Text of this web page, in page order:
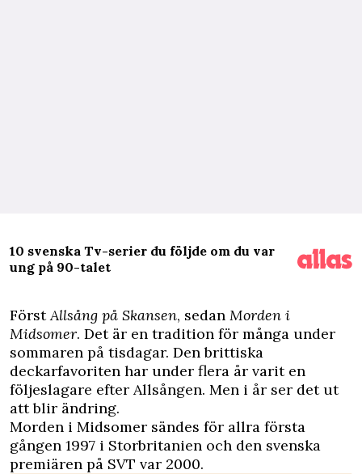
10 svenska Tv-serier du följde om du var
ung på 90-talet
FörstAllsång på Skansen, sedan Morden i
Midsomer. Det är en tradition för många under
sommaren på tisdagar. Den brittiska
deckarfavoriten har under flera år varit en
följeslagare efter Allsången. Men i år ser det ut
att blir ändring.
Morden i Midsomer sändes för allra första
gången 1997 i Storbritanien och den svenska
premiären på SVT var 2000.